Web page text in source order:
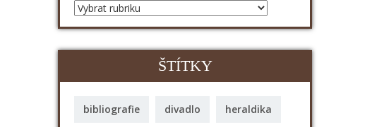
ŠTÍTKY
bibliografie divadlo heraldika